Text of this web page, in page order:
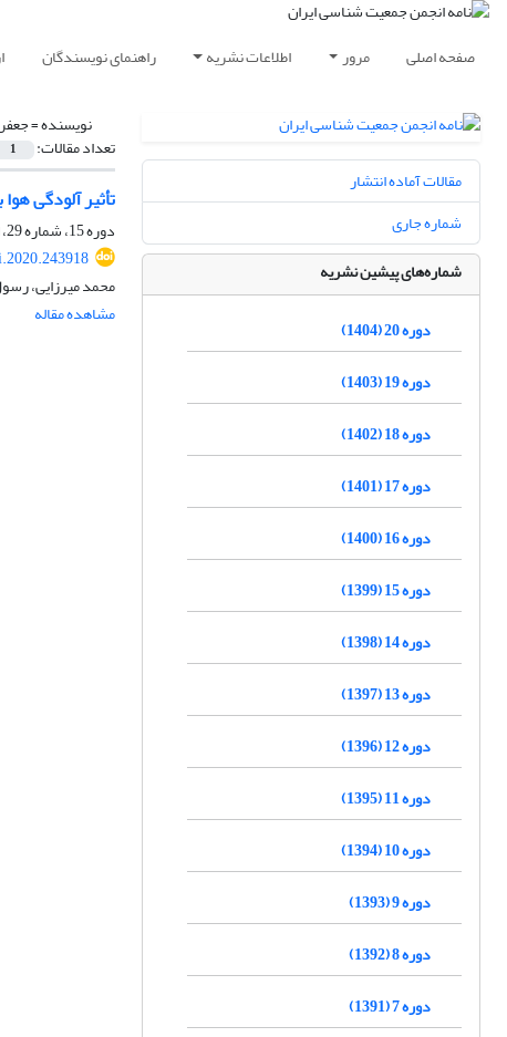
صفحه اصلی مرور اطلاعات نشریه راهنمای نویسندگان
نویسنده =
تعداد مقالات: 1
تأثیر آلودگی هوا
دوره 15، شماره 29، اردیبهشت 1399، صفحه
محمد میرزایی،
مشاهده مقاله
مقالات آماده انتشار
شماره جاری
شماره‌های پیشین نشریه
دوره 20 (1404)
دوره 19 (1403)
دوره 18 (1402)
دوره 17 (1401)
دوره 16 (1400)
دوره 15 (1399)
دوره 14 (1398)
دوره 13 (1397)
دوره 12 (1396)
دوره 11 (1395)
دوره 10 (1394)
دوره 9 (1393)
دوره 8 (1392)
دوره 7 (1391)